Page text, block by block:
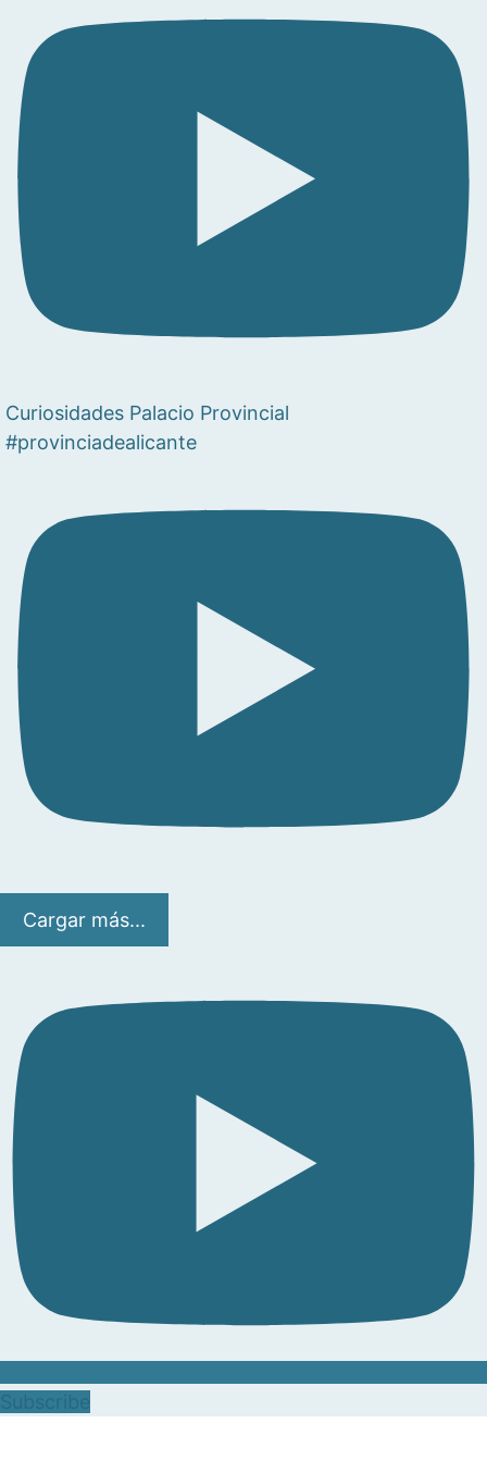
Curiosidades Palacio Provincial
#provinciadealicante
Cargar más...